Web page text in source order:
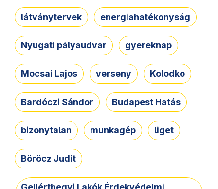
látványtervek energiahatékonyság
Nyugati pályaudvar gyereknap
Mocsai Lajos verseny Kolodko
Bardóczi Sándor Budapest Hatás
bizonytalan munkagép liget
Böröcz Judit
Gellérthegyi Lakók Érdekvédelmi